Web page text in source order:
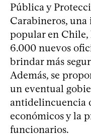
Pública y
Carabineros,
popular en
6.000 nuevos
brindar más
Además, se
un eventual
antidelincuencia
económicos y la
funcionarios.